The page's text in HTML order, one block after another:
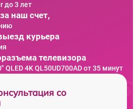
до 3 лет
наш счет,
курьера
телевизора
QLED 4K QL50UD700AD от 35 минут
со